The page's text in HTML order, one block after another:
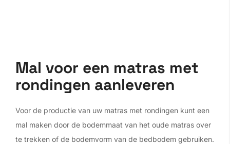
Mal voor een matras met
rondingen aanleveren
Voor de productie van uw matras met rondingen kunt een
mal maken door de bodemmaat van het oude matras over
te trekken of de bodemvorm van de bedbodem gebruiken.